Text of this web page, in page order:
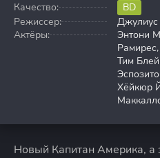
Качество:
BD
Режиссер:
Актёры:
Энтони
Тим
Хёйкюр
Новый Капитан Америка, а